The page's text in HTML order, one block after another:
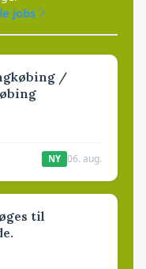
jobs
/
NY 06. aug.
til